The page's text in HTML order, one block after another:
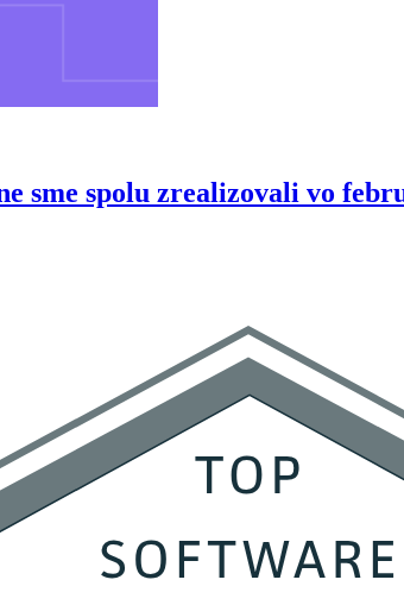
sme spolu zrealizovali vo